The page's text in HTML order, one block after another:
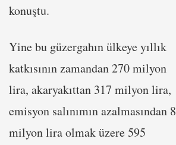
konuştu.
Yine bu güzergahın ülkeye yıllık
katkısının zamandan 270 milyon
lira, akaryakıttan 317 milyon lira,
emisyon salınımın azalmasından 8
milyon lira olmak üzere 595